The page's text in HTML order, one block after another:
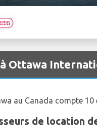
Ottawa
au Canada compte
de location